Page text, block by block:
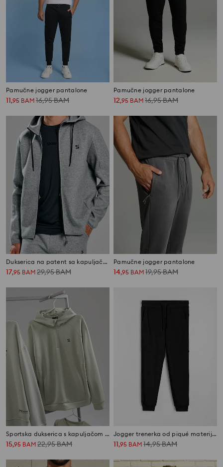
Pamučne jogger pantalone
11,95 BAM 16,95BAM
Pamučne jogger pantalone
12,95 BAM 16,95BAM
Dukserica na patent sa kapuljačom SNSY PERFORMANCE
17,95 BAM 29,95BAM
Pamučne jogger pantalone
14,95 BAM 19,95BAM
Sportska dukserica s kapuljačom SNSY PERFORMANCE
15,95 BAM 22,95BAM
Jogger trenerka od piqué materijala
11,95 BAM 14,95BAM